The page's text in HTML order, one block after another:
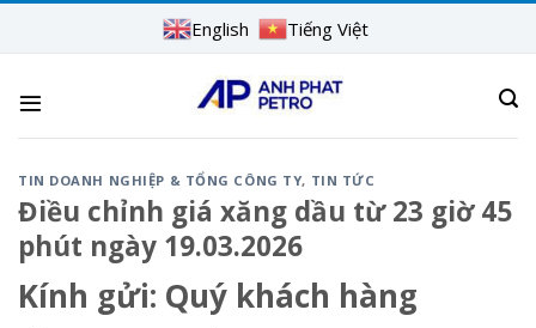
English Tiếng Việt
TIN DOANH NGHIỆP & TỔNG CÔNG TY, TIN TỨC
Điều chỉnh giá xăng dầu từ 23 giờ 45
phút ngày 19.03.2026
Kính gửi: Quý khách hàng